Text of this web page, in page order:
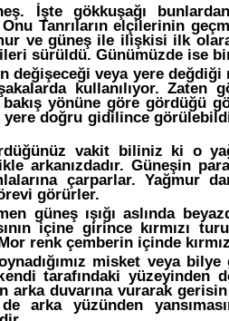
İşte gökkuşağı
Tanrıların elçilerinin
ve güneş ile ilişkisi ilk
sürüldü. Günümüzde ise
değişeceği veya yere değdiği
kullanılıyor. Zaten
yönüne göre gördüğü
yere doğru gidilince
vakit biliniz ki o
arkanızdadır. Güneşin
çarparlar. Yağmur
görürler.
güneş ışığı aslında
içine girince kırmızı
renk çemberin içinde
misket veya
tarafındaki yüzeyinden
arka duvarına vurarak gerisin
arka yüzünden